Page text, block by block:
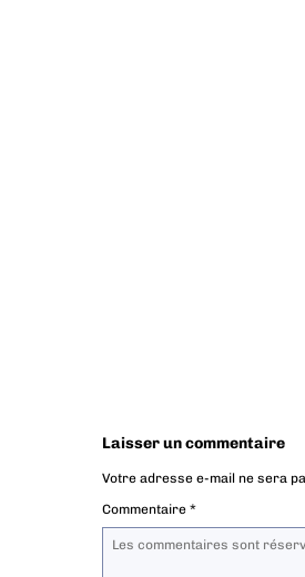
Laisser un commentaire
Votre adresse e-mail ne sera
Commentaire *